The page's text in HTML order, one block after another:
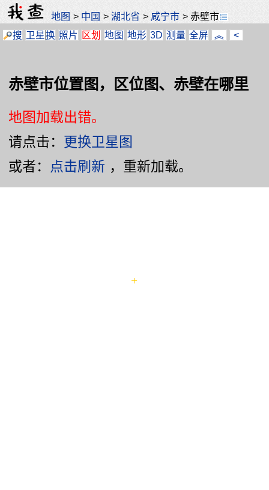
地图 > 中国 >湖北省 > 咸宁市 >赤壁市
搜 卫星换 照片 区划 地图 地形 3D 测量 全屏 ︽ <
赤壁市位置图，区位图、赤壁在哪里
地图加载出错。
请点击： 更换卫星图
或者： 点击刷新 ，重新加载。